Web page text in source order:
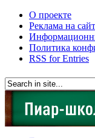
О проекте
Реклама на
Политика
RSS for Entries